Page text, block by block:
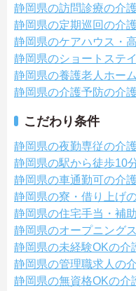
静岡県の訪問診療の介
静岡県の定期巡回の介
静岡県のケアハウス・
静岡県のショートステ
静岡県の養護老人ホー
静岡県の介護予防の介
こだわり条件
静岡県の夜勤専従の介
静岡県の駅から徒歩10
静岡県の車通勤可の介
静岡県の寮・借り上げ
静岡県の住宅手当・補
静岡県のオープニング
静岡県の未経験OKの介
静岡県の管理職求人の
静岡県の無資格OKの介